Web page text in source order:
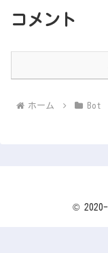
コメント
ホーム Bot
© 2020-